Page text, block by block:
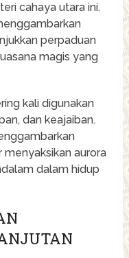
cahaya utara ini.
perpaduan
magis yang
kali digunakan
dan keajaiban.
aurora
dalam hidup